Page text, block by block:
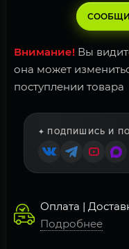
Внимание! Вы
она может
поступлении товара
✦ ПОДПИШИСЬ И
Оплата |
Подробнее